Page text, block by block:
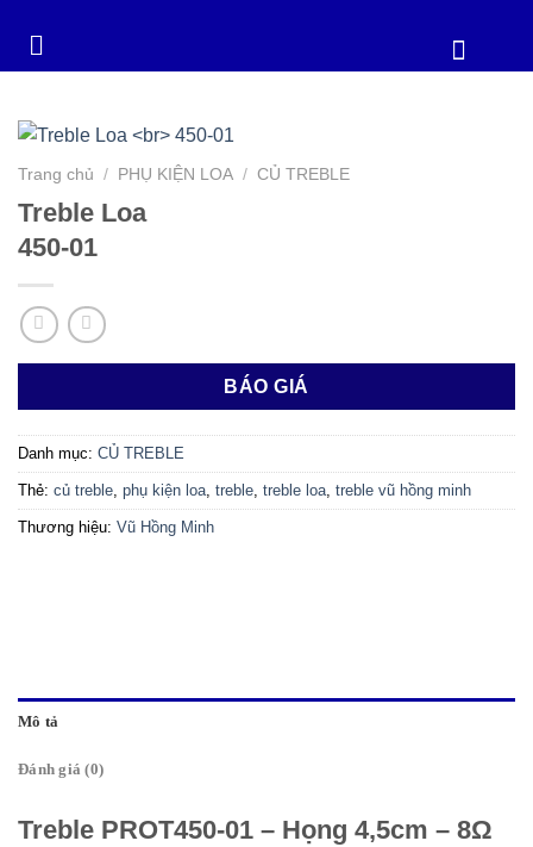
Trang chủ / PHỤ KIỆN LOA / CỦ TREBLE
Treble Loa
450-01
BÁO GIÁ
Danh mục: CỦ TREBLE
Thẻ: củ treble phụ kiện loa treble treble loa treble vũ hồng minh
Thương hiệu: Vũ Hồng Minh
Mô tả
Đánh giá (0)
Treble PROT450-01 – Họng 4,5cm – 8Ω